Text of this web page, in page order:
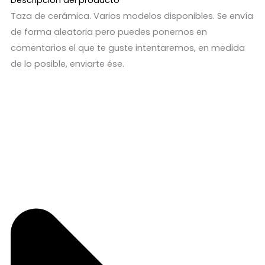
Taza de cerámica. Varios modelos disponibles. Se envía
de forma aleatoria pero puedes ponernos en
comentarios el que te guste intentaremos, en medida
de lo posible, enviarte ése.